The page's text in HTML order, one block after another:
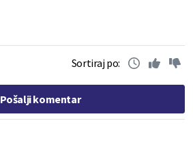
Sortiraj po:
Pošalji komentar